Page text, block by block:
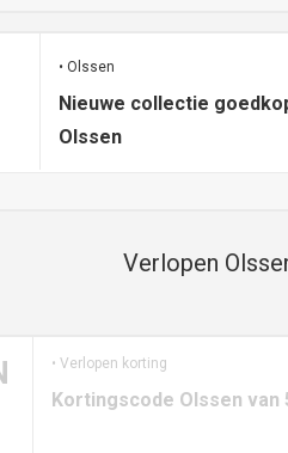
• Olssen
Nieuwe collectie
Olssen
Verlopen
• Verlopen korting
Kortingscode Olssen van